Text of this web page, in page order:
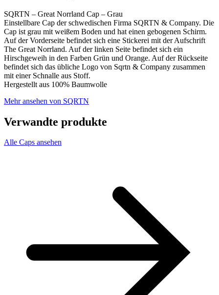
SQRTN – Great Norrland Cap – Grau
Einstellbare Cap der schwedischen Firma SQRTN & Company. Die
Cap ist grau mit weißem Boden und hat einen gebogenen Schirm.
Auf der Vorderseite befindet sich eine Stickerei mit der Aufschrift
The Great Norrland. Auf der linken Seite befindet sich ein
Hirschgeweih in den Farben Grün und Orange. Auf der Rückseite
befindet sich das übliche Logo von Sqrtn & Company zusammen
mit einer Schnalle aus Stoff.
Hergestellt aus 100% Baumwolle
Mehr ansehen von SQRTN
Verwandte produkte
Alle Caps ansehen